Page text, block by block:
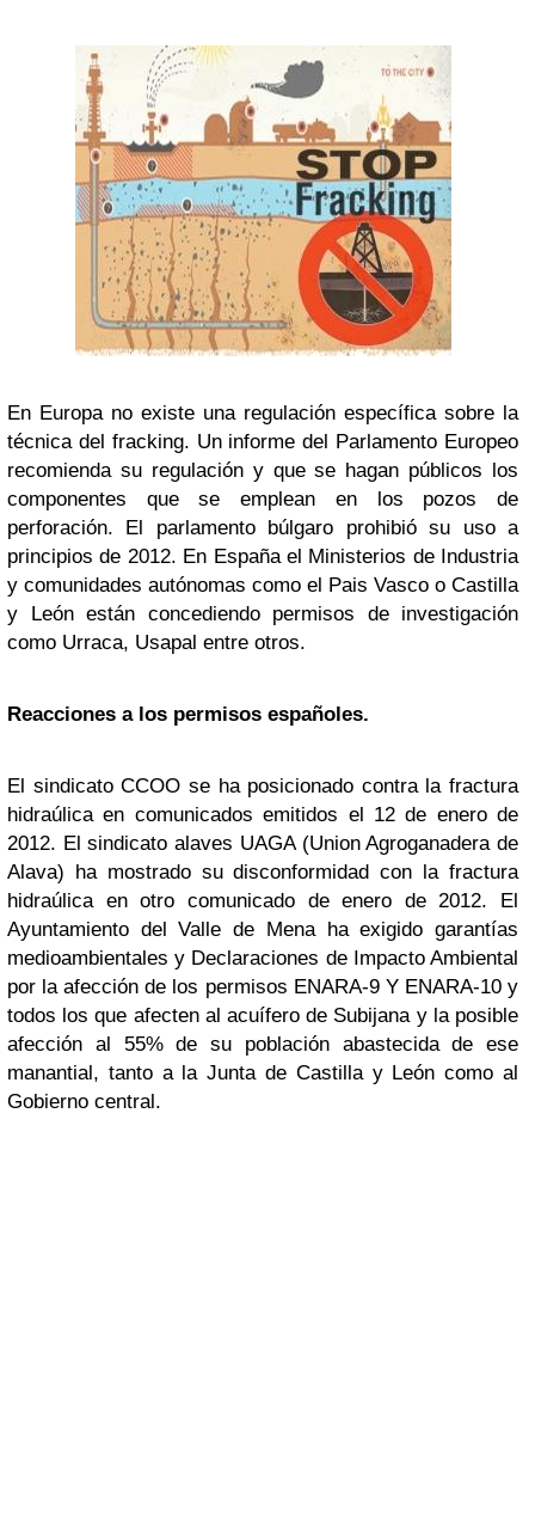
En Europa no existe una regulación específica sobre la
técnica del fracking. Un informe del Parlamento Europeo
recomienda su regulación y que se hagan públicos los
componentes que se emplean en los pozos de
perforación. El parlamento búlgaro prohibió su uso a
principios de 2012. En España el Ministerios de Industria
y comunidades autónomas como el Pais Vasco o Castilla
y León están concediendo permisos de investigación
como Urraca, Usapal entre otros.
Reacciones a los permisos españoles.
El sindicato CCOO se ha posicionado contra la fractura
hidraúlica en comunicados emitidos el 12 de enero de
2012. El sindicato alaves UAGA (Union Agroganadera de
Alava) ha mostrado su disconformidad con la fractura
hidraúlica en otro comunicado de enero de 2012. El
Ayuntamiento del Valle de Mena ha exigido garantías
medioambientales y Declaraciones de Impacto Ambiental
por la afección de los permisos ENARA-9 Y ENARA-10 y
todos los que afecten al acuífero de Subijana y la posible
afección al 55% de su población abastecida de ese
manantial, tanto a la Junta de Castilla y León como al
Gobierno central.